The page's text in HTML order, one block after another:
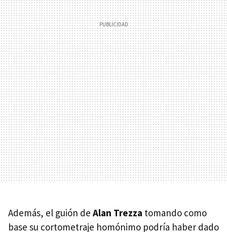
Además, el guión de Alan Trezza tomando como
base su cortometraje homónimo podría haber dado